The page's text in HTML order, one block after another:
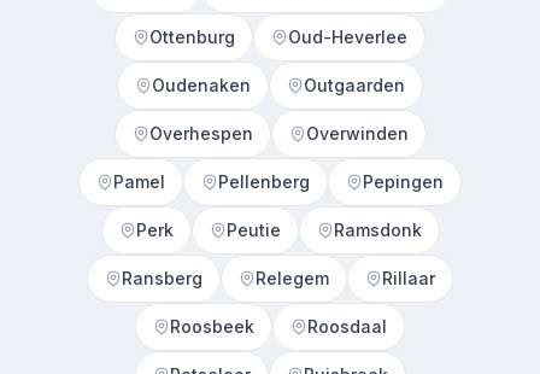
Ottenburg Oud-Heverlee
Oudenaken Outgaarden
Overhespen Overwinden
Pamel Pellenberg Pepingen
Perk Peutie Ramsdonk
Ransberg Relegem Rillaar
Roosbeek Roosdaal